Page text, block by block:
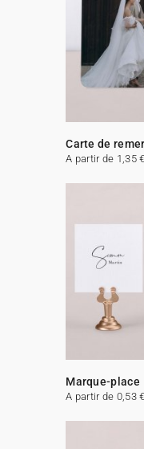
Carte de
A partir de 1,35 €
Marque-place
A partir de 0,53 €